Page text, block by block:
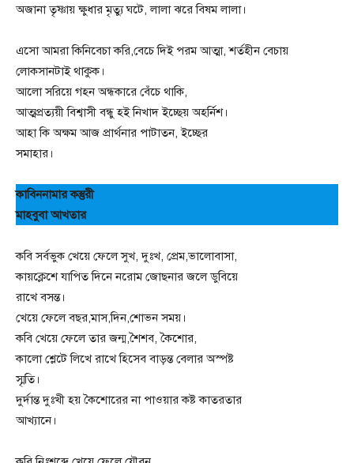
অজানা তৃষ্ণায় ক্ষুধার মৃত্যু ঘটে, লালা ঝরে বিষম লালা।
এসো আমরা কিনিবেচা করি,বেচে দিই পরম আত্মা, শর্তহীন বেচায়
লোকসানটাই থাকুক।
আলো সরিয়ে গহন অন্ধকারে বেঁচে থাকি,
আত্মপ্রত্যয়ী বিশ্বাসী বন্ধু হই নিখাদ ইচ্ছেয় অহর্নিশ।
আহা কি অক্ষম আজ প্রার্থনার পাটাতন, ইচ্ছের
সমাহার।
কাবিননামার কস্তুরী
মাহবুবা আখতার
কবি সর্বভুক খেয়ে ফেলে সুখ, দুঃখ, প্রেম,ভালোবাসা,
কায়ক্লেশে যাপিত দিনে নরোম জোছনার জলে ডুবিয়ে
রাখে বসন্ত।
খেয়ে ফেলে বছর,মাস,দিন,শোভন সময়।
কবি খেয়ে ফেলে তার জন্ম,শৈশব, কৈশোর,
কালো শ্লেটে লিখে রাখে হিসেব বাড়ন্ত বেলার অস্পষ্ট
স্মৃতি।
দুর্দান্ত দুঃখী হয় কৈশোরের না পাওয়ার কষ্ট কাতরতার
আখ্যানে।